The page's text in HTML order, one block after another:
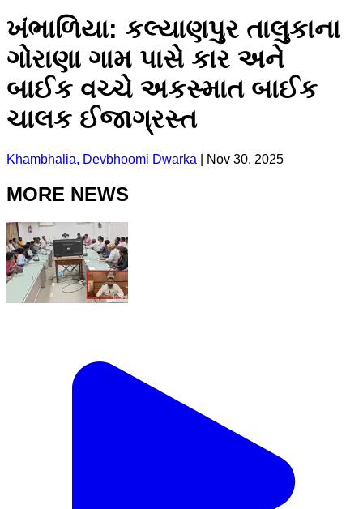
ખંભાળિયા: કલ્યાણપુર તાલુકાના
ગોરાણા ગામ પાસે કાર અને
બાઈક વચ્ચે અકસ્માત બાઈક
ચાલક ઈજાગ્રસ્ત
Khambhalia, Devbhoomi Dwarka Nov 30, 2025
MORE NEWS